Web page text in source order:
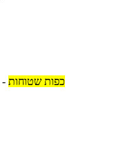
כפות שטוחות -